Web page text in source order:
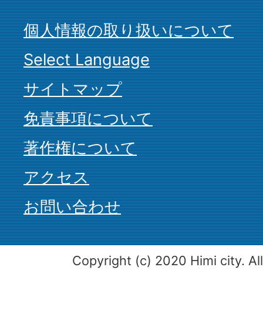
個人情報の取り扱いについて
Select Language
サイトマップ
免責事項について
著作権について
アクセス
お問い合わせ
Copyright (c) 2020 Himi city.